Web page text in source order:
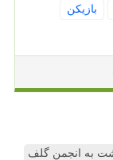
بازیكن
به انجمن گلف